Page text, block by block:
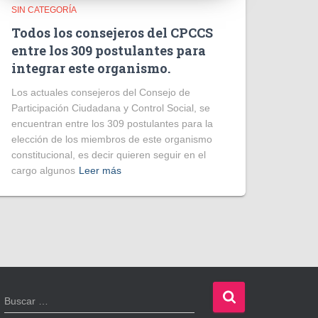
SIN CATEGORÍA
Todos los consejeros del CPCCS
entre los 309 postulantes para
integrar este organismo.
Los actuales consejeros del Consejo de
Participación Ciudadana y Control Social, se
encuentran entre los 309 postulantes para la
elección de los miembros de este organismo
constitucional, es decir quieren seguir en el
cargo algunos Leer más
B
u
Buscar …